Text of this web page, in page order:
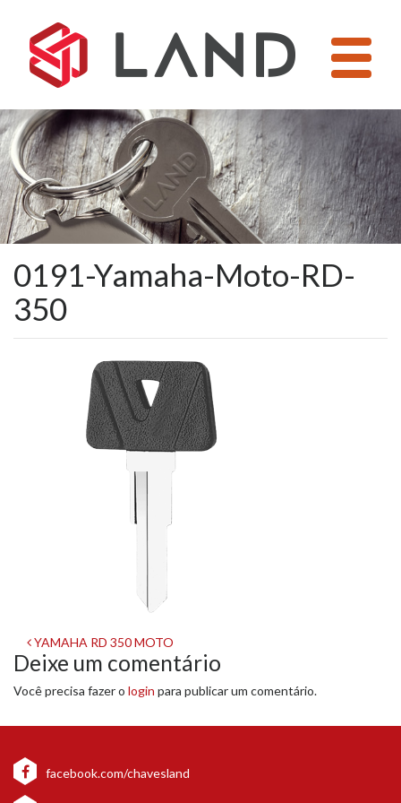
conteúdo
0191-Yamaha-Moto-RD-
350
Navegação
de
post
YAMAHA RD 350 MOTO
Deixe um comentário
Você precisa fazer o login para publicar um comentário.
facebook.com/chavesland